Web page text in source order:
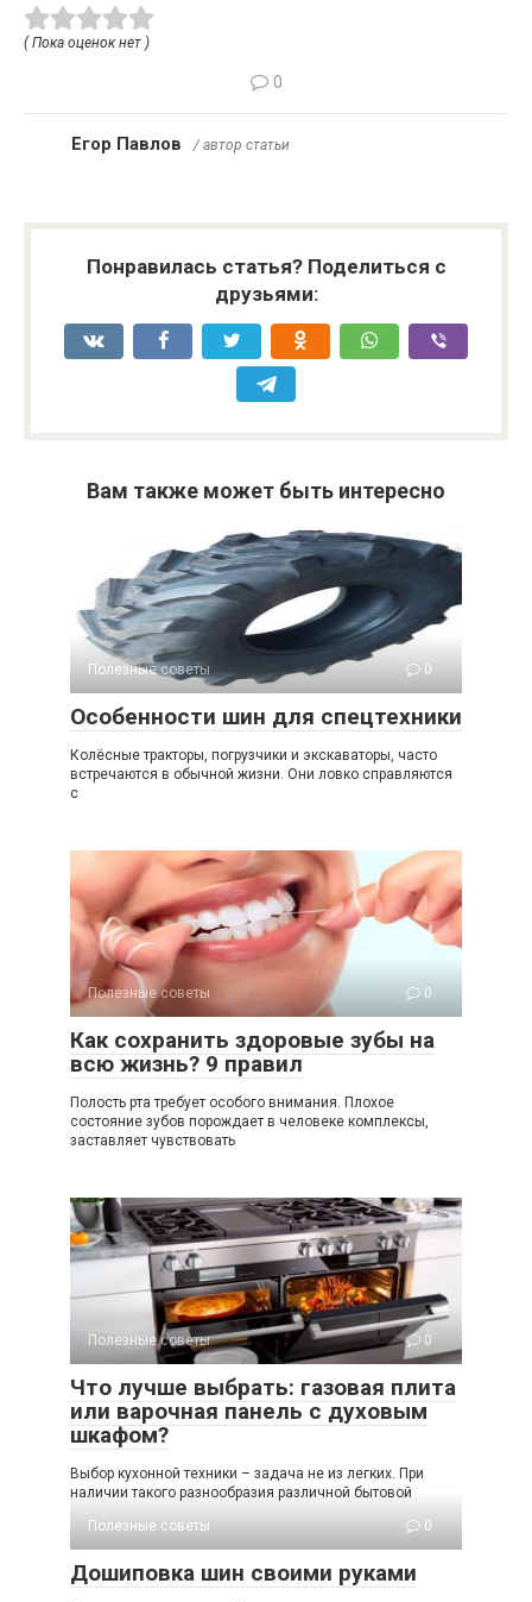
( Пока оценок нет )
0
Егор Павлов / автор статьи
Понравилась статья? Поделиться с
друзьями:
Вам также может быть интересно
Полезные советы 0
Особенности шин для спецтехники
Колёсные тракторы, погрузчики и экскаваторы, часто
встречаются в обычной жизни. Они ловко справляются
с
Полезные советы 0
Как сохранить здоровые зубы на
всю жизнь? 9 правил
Полость рта требует особого внимания. Плохое
состояние зубов порождает в человеке комплексы,
заставляет чувствовать
Полезные советы 0
Что лучше выбрать: газовая плита
или варочная панель с духовым
шкафом?
Выбор кухонной техники – задача не из легких. При
наличии такого разнообразия различной бытовой
Полезные советы
0
Дошиповка шин своими руками